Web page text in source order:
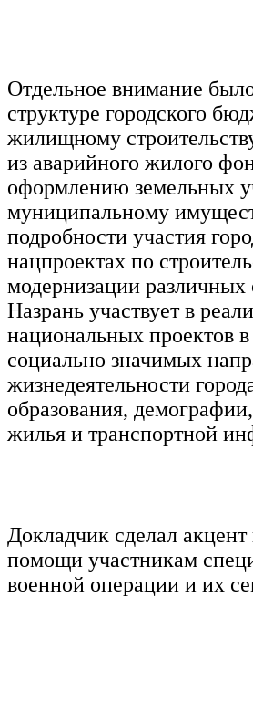
Отдельное внимание
структуре городского
жилищному
из аварийного жилого
оформлению земельных
муниципальному
подробности участия
нацпроектах по
модернизации различных
Назрань участвует в
национальных проектов в
социально значимых
жизнедеятельности
образования,
жилья и транспортной
Докладчик сделал
помощи участникам
военной операции и их